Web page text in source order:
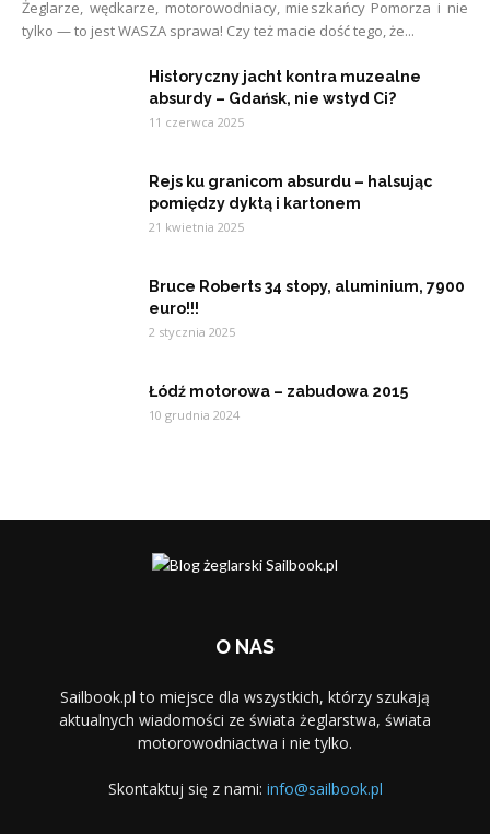
Żeglarze, wędkarze, motorowodniacy, mieszkańcy Pomorza i nie
tylko — to jest WASZA sprawa! Czy też macie dość tego, że...
Historyczny jacht kontra muzealne
absurdy – Gdańsk, nie wstyd Ci?
11 czerwca 2025
Rejs ku granicom absurdu – halsując
pomiędzy dyktą i kartonem
21 kwietnia 2025
Bruce Roberts 34 stopy, aluminium, 7900
euro!!!
2 stycznia 2025
Łódź motorowa – zabudowa 2015
10 grudnia 2024
O NAS
Sailbook.pl to miejsce dla wszystkich, którzy szukają
aktualnych wiadomości ze świata żeglarstwa, świata
motorowodniactwa i nie tylko.
Skontaktuj się z nami: info@sailbook.pl